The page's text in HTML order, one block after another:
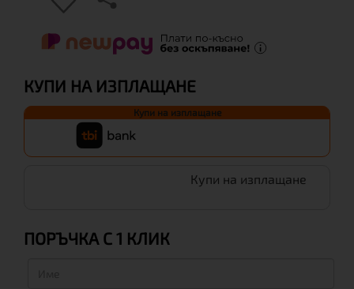
КУПИ НА ИЗПЛАЩАНЕ
Купи на изплащане
Купи на изплащане
ПОРЪЧКА С 1 КЛИК